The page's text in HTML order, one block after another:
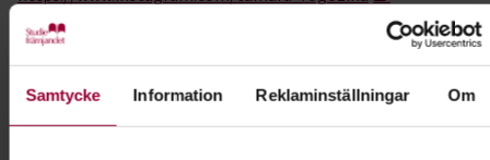
Samtycke Information Reklaminställningar Om
https://m.facebook.com/tamararogozinaart
#magiskaillustrationer